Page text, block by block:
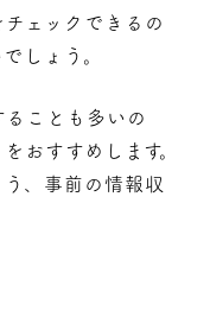
ェックできるの
しょう。
ことも多いの
おすすめします。
、事前の情報収